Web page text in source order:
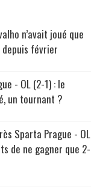
n’avait joué que
février
- OL (2-1) : le
un tournant ?
Sparta Prague - OL
de ne gagner que 2-